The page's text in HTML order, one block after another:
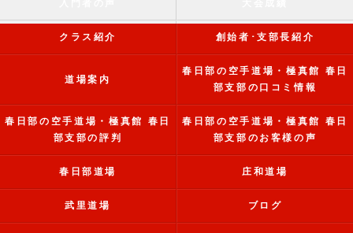
クラス紹介 創始者･支部長紹介
道場案内
春日部の空手道場・極真館 春日
部支部の口コミ情報
春日部の空手道場・極真館 春日
部支部の評判
春日部の空手道場・極真館 春日
部支部のお客様の声
春日部道場 庄和道場
武里道場 ブログ